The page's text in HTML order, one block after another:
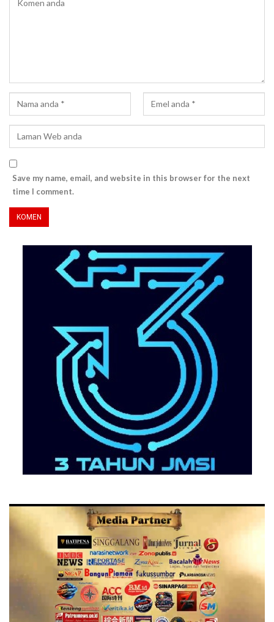
Save my name, email, and website in this browser for the next
time I comment.